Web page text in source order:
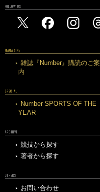
FOLLOW US
MAGAZINE
雑誌『Number』購読のご案
内
SPECIAL
Number SPORTS OF THE
YEAR
ARCHIVE
競技から探す
著者から探す
OTHERS
お問い合わせ